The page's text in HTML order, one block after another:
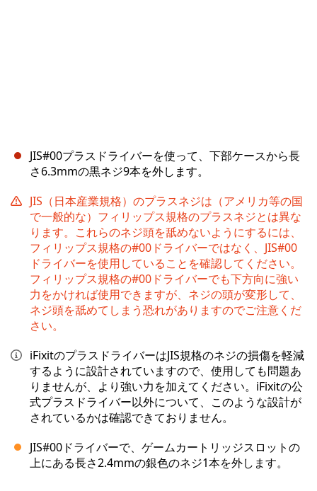
JIS#00プラスドライバーを使って、下部ケースから長
さ6.3mmの黒ネジ9本を外します。
JIS（日本産業規格）のプラスネジは（アメリカ等の国
で一般的な）フィリップス規格のプラスネジとは異な
ります。これらのネジ頭を舐めないようにするには、
フィリップス規格の#00ドライバーではなく、JIS#00
ドライバーを使用していることを確認してください。
フィリップス規格の#00ドライバーでも下方向に強い
力をかければ使用できますが、ネジの頭が変形して、
ネジ頭を舐めてしまう恐れがありますのでご注意くだ
さい。
iFixitのプラスドライバーはJIS規格のネジの損傷を軽減
するように設計されていますので、使用しても問題あ
りませんが、より強い力を加えてください。iFixitの公
式プラスドライバー以外について、このような設計が
されているかは確認できておりません。
JIS#00ドライバーで、ゲームカートリッジスロットの
上にある長さ2.4mmの銀色のネジ1本を外します。